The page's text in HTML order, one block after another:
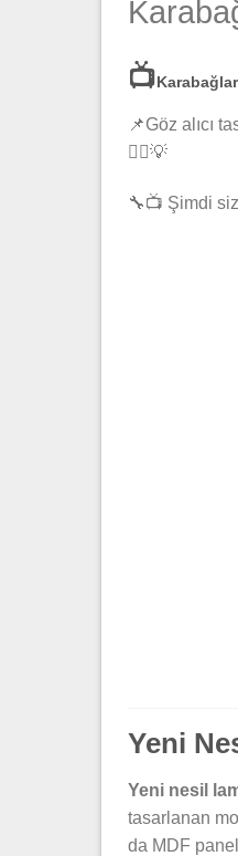
📺
📌Göz alıcı
👷‍♂️💡
🔧📺 Şimdi
Yeni
Yeni nesil
tasarlanan
da MDF